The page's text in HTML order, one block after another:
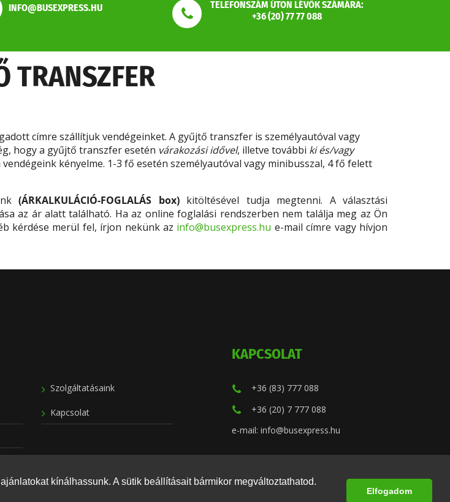
kínálhassunk. A sütik beállításait bármikor megváltoztathatod.
Elfogadom
INFO@BUSEXPRESS.HU
TELEFONSZÁM ÚTON LÉVŐK SZÁMÁRA:
+36 (20) 77 77 088
TRANSZFER
címre szállítjuk vendégeinket. A gyűjtő transzfer is személyautóval vagy
hogy a gyűjtő transzfer esetén várakozási idővel, illetve további ki és/vagy
kényelme. 1-3 fő esetén személyautóval vagy minibusszal, 4 fő felett
(ÁRKALKULÁCIÓ-FOGLALÁS box)kitöltésével tudja megtenni. A választási
az ár alatt található. Ha az online foglalási rendszerben nem találja meg az Ön
kérdése merül fel, írjon nekünk az info@busexpress.hu e-mail címre vagy hívjon
Szolgáltatásaink
Kapcsolat
KAPCSOLAT
+36 (83) 777 088
+36 (20) 7 777 088
e-mail: info@busexpress.hu